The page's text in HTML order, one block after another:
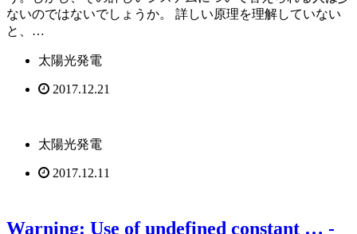
ないのではないでしょうか。 詳しい原理を理解していない
と、…
太陽光発電
2017.12.21
太陽光発電
2017.12.11
Warning: Use of undefined constant … -